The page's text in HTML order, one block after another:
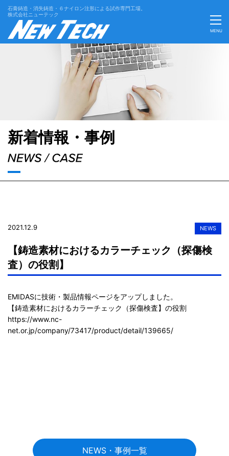
石膏鋳造・消失鋳造・６ナイロン注形による試作専門工場。
株式会社ニューテック
MENU
新着情報・事例
2021.12.9 NEWS
【鋳造素材におけるカラーチェック（探傷検
査）の役割】
EMIDASに技術・製品情報ページをアップしました。
https://www.nc-
net.or.jp/company/73417/product/detail/139665/
NEWS・事例一覧